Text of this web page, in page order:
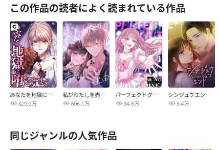
この作品の読者によく読まれている作品
あなたを地獄に堕とすまで
829.9万
私がわたしを売る理由
606.0万
パーフェクトグリッター
34.6万
シンジュウエンド【タテヨミ】
5.4万
同じジャンルの人気作品